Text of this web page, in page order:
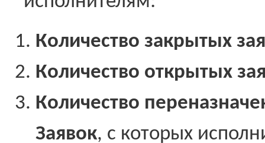
Количество закрытых
Количество открытых
Количество
Заявок, с которых